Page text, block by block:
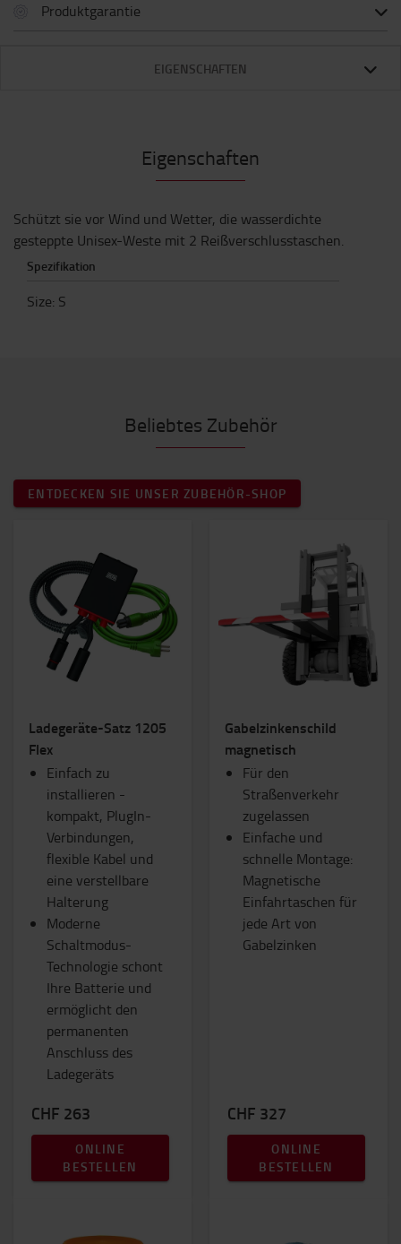
Produktgarantie
EIGENSCHAFTEN
Eigenschaften
Schützt sie vor Wind und Wetter, die wasserdichte
gesteppte Unisex-Weste mit 2 Reißverschlusstaschen.
Spezifikation
Size: S
Beliebtes Zubehör
ENTDECKEN SIE UNSER ZUBEHÖR-SHOP
Ladegeräte-Satz 1205
Flex
Einfach zu
installieren -
kompakt, PlugIn-
Verbindungen,
flexible Kabel und
eine verstellbare
Halterung
Moderne
Schaltmodus-
Technologie schont
Ihre Batterie und
ermöglicht den
permanenten
Anschluss des
Ladegeräts
CHF 263
ONLINE
BESTELLEN
Gabelzinkenschild
magnetisch
Für den
Straßenverkehr
zugelassen
Einfache und
schnelle Montage:
Magnetische
Einfahrtaschen für
jede Art von
Gabelzinken
CHF 327
ONLINE
BESTELLEN